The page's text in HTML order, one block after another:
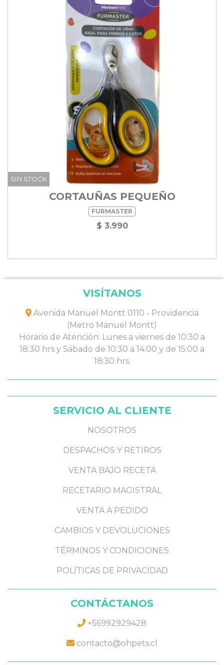
SIN STOCK
CORTAUÑAS PEQUEÑO
FURMASTER
$ 3.990
VISÍTANOS
Avenida Manuel Montt 0110 - Providencia
(Metro Manuel Montt)
Horario de Atención: Lunes a viernes de 10:30 a
18:30 hrs y Sábado de 10:30 a 14:00 y de 15:00 a
18:30 hrs.
SERVICIO AL CLIENTE
NOSOTROS
DESPACHOS Y RETIROS
VENTA BAJO RECETA
RECETARIO MAGISTRAL
VENTA A PEDIDO
CAMBIOS Y DEVOLUCIONES
TÉRMINOS Y CONDICIONES
POLÍTICAS DE PRIVACIDAD
CONTÁCTANOS
+56992929428
contacto@ohpets.cl